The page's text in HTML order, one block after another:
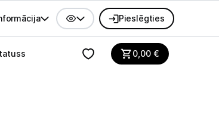
izvēlne Pieslēgties
0,00€